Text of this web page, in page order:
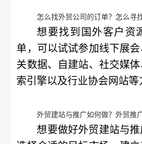
怎么找外贸公司的订单？怎么寻
想要找到国外客户资
单，可以试试参加线下展
关数据、自建站、社交媒
索引擎以及行业协会网站等
外贸建站与推广如何做？外贸推
想要做好外贸建站与